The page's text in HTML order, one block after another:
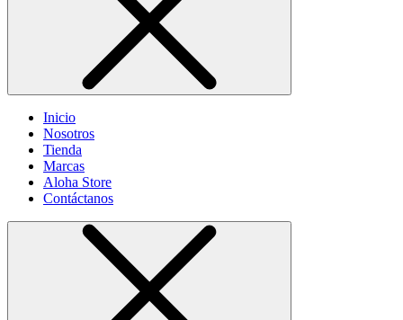
Inicio
Nosotros
Tienda
Marcas
Aloha Store
Contáctanos